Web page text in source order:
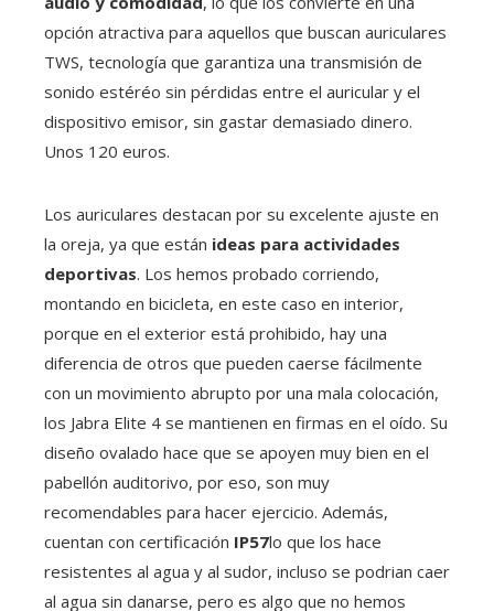
opción atractiva para aquellos que buscan auriculares
TWS, tecnología que garantiza una transmisión de
sonido estéréo sin pérdidas entre el auricular y el
dispositivo emisor, sin gastar demasiado dinero.
Unos 120 euros.
Los auriculares destacan por su excelente ajuste en
la oreja, ya que están ideas para actividades
deportivas. Los hemos probado corriendo,
montando en bicicleta, en este caso en interior,
porque en el exterior está prohibido, hay una
diferencia de otros que pueden caerse fácilmente
con un movimiento abrupto por una mala colocación,
los Jabra Elite 4 se mantienen en firmas en el oído. Su
diseño ovalado hace que se apoyen muy bien en el
pabellón auditorivo, por eso, son muy
recomendables para hacer ejercicio. Además,
cuentan con certificación IP57lo que los hace
resistentes al agua y al sudor, incluso se podrian caer
al agua sin danarse, pero es algo que no hemos